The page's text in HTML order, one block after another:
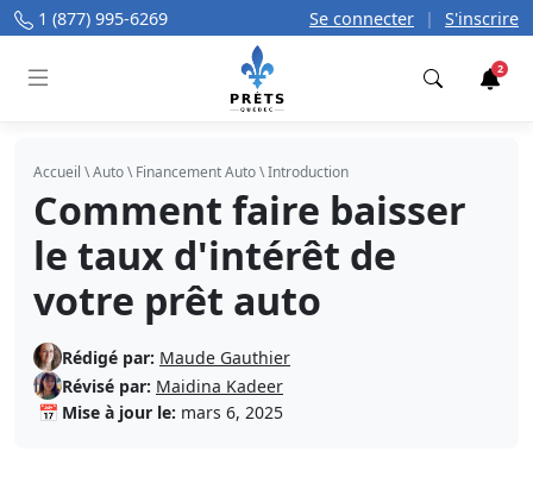
1 (877) 995-6269 Se connecter | S'inscrire
2
Accueil \Auto\Financement Auto\Introduction
Comment faire baisser
le taux d'intérêt de
votre prêt auto
Rédigé par: Maude Gauthier
Révisé par: Maidina Kadeer
📅 Mise à jour le: mars 6, 2025